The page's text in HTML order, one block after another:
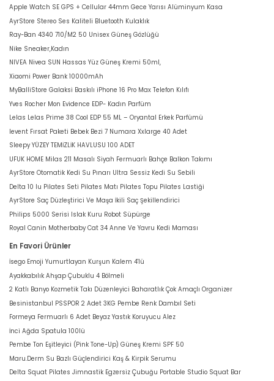
Apple Watch SE GPS + Cellular 44mm Gece Yarısı Alüminyum Kasa
AyrStore Stereo Ses Kaliteli Bluetooth Kulaklık
Ray-Ban 4340 710/M2 50 Unisex Güneş Gözlüğü
Nike Sneaker,Kadın
NIVEA Nivea SUN Hassas Yüz Güneş Kremi 50ml,
Xiaomi Power Bank 10000mAh
MyBalliStore Galaksi Baskılı iPhone 16 Pro Max Telefon Kılıfı
Yves Rocher Mon Evidence EDP- Kadın Parfüm
Lelas Lelas Prime 38 Cool EDP 55 ML – Oryantal Erkek Parfümü
levent Fırsat Paketi Bebek Bezi 7 Numara Xxlarge 40 Adet
Sleepy YÜZEY TEMİZLİK HAVLUSU 100 ADET
UFUK HOME Milas 211 Masalı Siyah Fermuarlı Bahçe Balkon Takımı
AyrStore Otomatik Kedi Su Pınarı Ultra Sessiz Kedi Su Sebili
Delta 10 lu Pilates Seti Pilates Matı Pilates Topu Pilates Lastiği
AyrStore Saç Düzleştirici Ve Maşa İkili Saç Şekillendirici
Philips 5000 Serisi Islak Kuru Robot Süpürge
Royal Canin Motherbaby Cat 34 Anne Ve Yavru Kedi Maması
En Favori Ürünler
İsego Emoji Yumurtlayan Kurşun Kalem 4'lü
Ayakkabılık Ahşap Çubuklu 4 Bölmeli
2 Katlı Banyo Kozmetik Takı Düzenleyici Baharatlık Çok Amaçlı Organizer
Besinistanbul PSSPOR 2 Adet 3KG Pembe Renk Dambıl Seti
Formeya Fermuarlı 6 Adet Beyaz Yastık Koruyucu Alez
İnci Ağda Spatula 100lü
Pembe Ton Eşitleyici (Pink Tone-Up) Güneş Kremi SPF 50
Maru.Derm Su Bazlı Güçlendirici Kaş & Kirpik Serumu
Delta Squat Pilates Jimnastik Egzersiz Çubuğu Portable Studio Squat Bar